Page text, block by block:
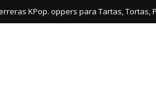
de Corona para Imprimir Gratis.